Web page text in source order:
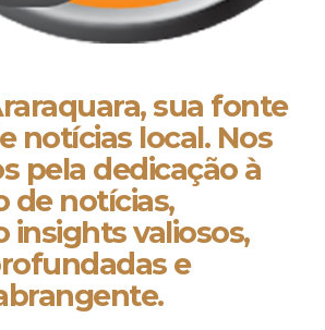
sua fonte
notícias local. Nos
pela dedicação à
de notícias,
insights valiosos,
e